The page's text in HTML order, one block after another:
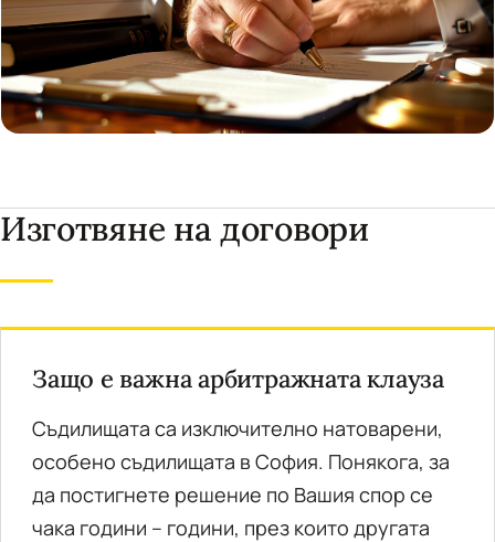
Изготвяне на договори
Защо е важна арбитражната клауза
Съдилищата са изключително натоварени,
особено съдилищата в София. Понякога, за
да постигнете решение по Вашия спор се
чака години – години, през които другата